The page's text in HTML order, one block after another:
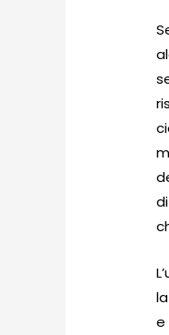
e